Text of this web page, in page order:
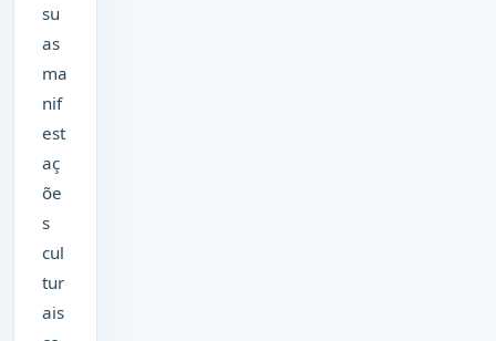
su
as
ma
nif
est
aç
õe
s
cul
tur
ais